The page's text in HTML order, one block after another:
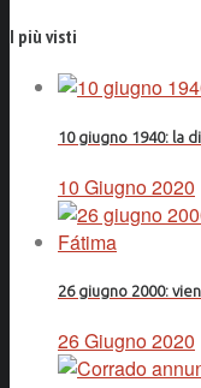
I più visti
10 giugno 1940: la
10 Giugno 2020
26 giugno 2000:
26 Giugno 2020